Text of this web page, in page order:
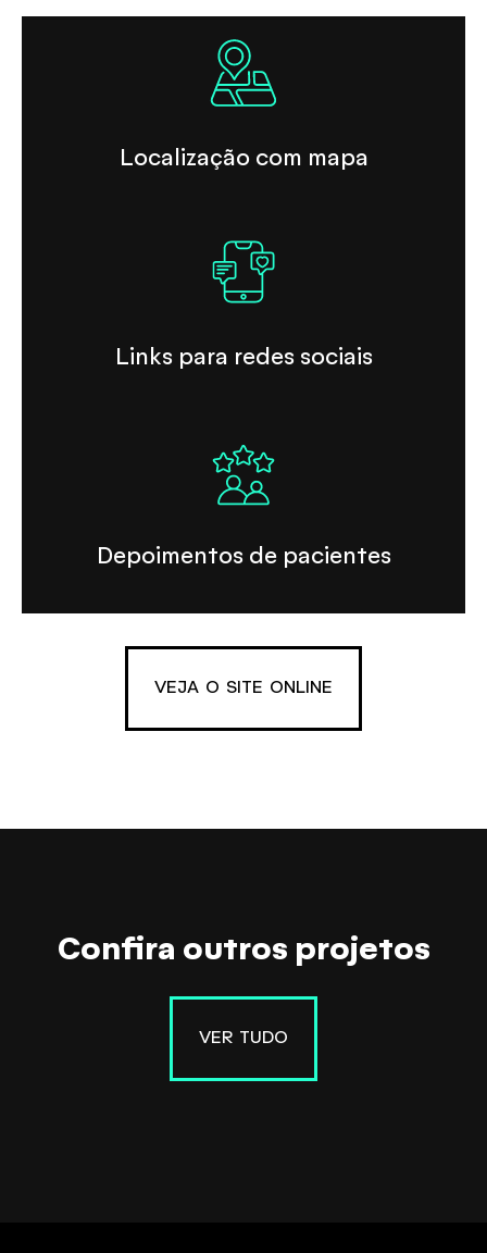
Localização com mapa
Links para redes sociais
Depoimentos de pacientes
VEJA O SITE ONLINE
Confira outros projetos
VER TUDO